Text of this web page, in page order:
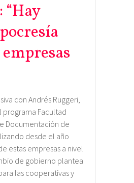
con Andrés Ruggeri,
Facultad
Documentación de
desde el año
estas empresas a nivel
de gobierno plantea
las cooperativas y